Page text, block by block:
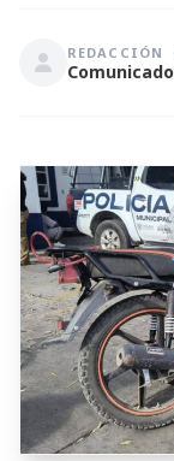
REDACCIÓN
Comunicado